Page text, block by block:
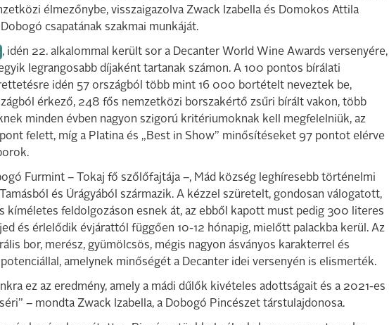
élmezőnybe, visszaigazolva Zwack Izabella és Domokos Attila
csapatának szakmai munkáját.
, idén 22. alkalommal került sor a Decanter World Wine Awards versenyére,
legrangosabb díjaként tartanak számon. A 100 pontos bírálati
idén 57 országból több mint 16 000 bortételt neveztek be,
érkező, 248 fős nemzetközi borszakértő zsűri bírált vakon, több
minden évben nagyon szigorú kritériumoknak kell megfelelniük, az
felett, míg a Platina és „Best in Show” minősítéseket 97 pontot elérve
Furmint – Tokaj fő szőlőfajtája –, Mád község leghíresebb történelmi
és Úrágyából származik. A kézzel szüretelt, gondosan válogatott,
kíméletes feldolgozáson esnek át, az ebből kapott must pedig 300 literes
és érlelődik évjárattól függően 10-12 hónapig, mielőtt palackba kerül. Az
bor, merész, gyümölcsös, mégis nagyon ásványos karakterrel és
amelynek minőségét a Decanter idei versenyén is elismerték.
ez az eredmény, amely a mádi dűlők kivételes adottságait és a 2021-es
– mondta Zwack Izabella, a Dobogó Pincészet társtulajdonosa.